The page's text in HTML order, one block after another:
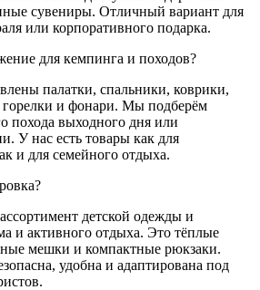
сувениры. Отличный вариант для
или корпоративного подарка.
для кемпинга и походов?
палатки, спальники, коврики,
горелки и фонари. Мы подберём
похода выходного дня или
У нас есть товары как для
и для семейного отдыха.
детской одежды и
и активного отдыха. Это тёплые
мешки и компактные рюкзаки.
удобна и адаптирована под